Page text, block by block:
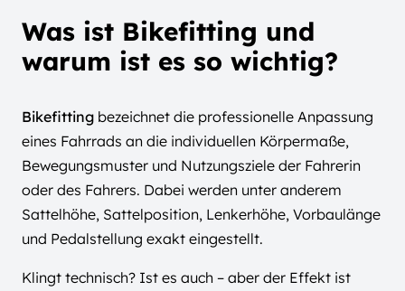
Was ist Bikefitting und
warum ist es so wichtig?
Bikefitting bezeichnet die professionelle Anpassung
eines Fahrrads an die individuellen Körpermaße,
Bewegungsmuster und Nutzungsziele der Fahrerin
oder des Fahrers. Dabei werden unter anderem
Sattelhöhe, Sattelposition, Lenkerhöhe, Vorbaulänge
und Pedalstellung exakt eingestellt.
Klingt technisch? Ist es auch – aber der Effekt ist